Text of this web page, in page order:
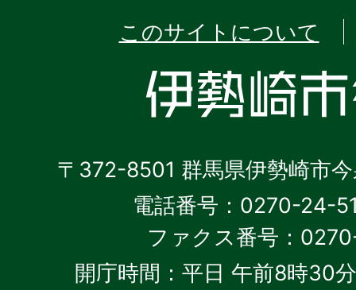
このサイトについて
〒372-8501 群馬県伊勢崎市
電話番号：0270-24-
ファクス番号：
開庁時間：平日 午前8時30